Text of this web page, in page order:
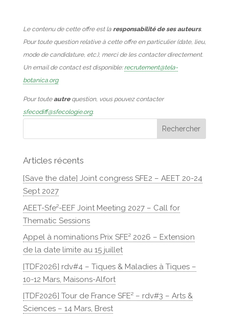
Le contenu de cette offre est la responsabilité de ses auteurs.
Pour toute question relative à cette offre en particulier (date, lieu,
mode de candidature, etc.), merci de les contacter directement.
Un email de contact est disponible: recrutement@tela-
botanica.org
Pour touteautrequestion, vous pouvez contacter
sfecodiff@sfecologie.org.
Articles récents
[Save the date] Joint congress SFE2 – AEET 20-24
Sept 2027
AEET-Sfe²-EEF Joint Meeting 2027 – Call for
Thematic Sessions
Appel à nominations Prix SFE² 2026 – Extension
de la date limite au 15 juillet
[TDF2026] rdv#4 – Tiques & Maladies à Tiques –
10-12 Mars, Maisons-Alfort
[TDF2026] Tour de France SFE² – rdv#3 – Arts &
Sciences – 14 Mars, Brest